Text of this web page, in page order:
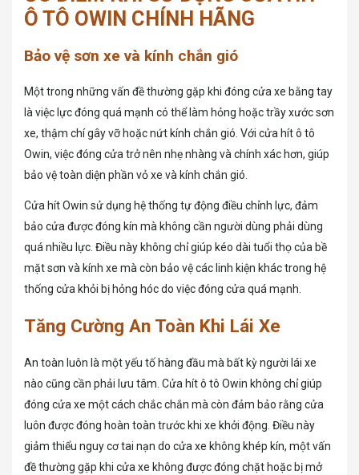
Ô TÔ OWIN CHÍNH HÃNG
Bảo vệ sơn xe và kính chắn gió
Một trong những vấn đề thường gặp khi đóng cửa xe bằng tay
là việc lực đóng quá mạnh có thể làm hỏng hoặc trầy xước sơn
xe, thậm chí gây vỡ hoặc nứt kính chắn gió. Với cửa hít ô tô
Owin, việc đóng cửa trở nên nhẹ nhàng và chính xác hơn, giúp
bảo vệ toàn diện phần vỏ xe và kính chắn gió.
Cửa hít Owin sử dụng hệ thống tự động điều chỉnh lực, đảm
bảo cửa được đóng kín mà không cần người dùng phải dùng
quá nhiều lực. Điều này không chỉ giúp kéo dài tuổi thọ của bề
mặt sơn và kính xe mà còn bảo vệ các linh kiện khác trong hệ
thống cửa khỏi bị hỏng hóc do việc đóng cửa quá mạnh.
Tăng Cường An Toàn Khi Lái Xe
An toàn luôn là một yếu tố hàng đầu mà bất kỳ người lái xe
nào cũng cần phải lưu tâm. Cửa hít ô tô Owin không chỉ giúp
đóng cửa xe một cách chắc chắn mà còn đảm bảo rằng cửa
luôn được đóng hoàn toàn trước khi xe khởi động. Điều này
giảm thiểu nguy cơ tai nạn do cửa xe không khép kín, một vấn
đề thường gặp khi cửa xe không được đóng chặt hoặc bị mở